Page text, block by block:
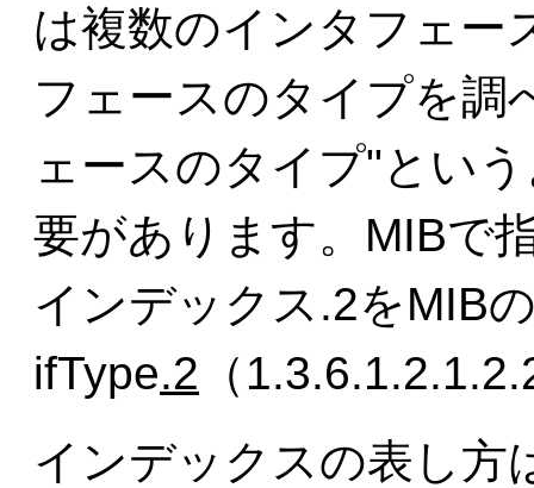
は複数のインタフェー
フェースのタイプを調
ェースのタイプ"とい
要があります。MIBで
インデックス.2をMIB
ifType.2 （
インデックスの表し方